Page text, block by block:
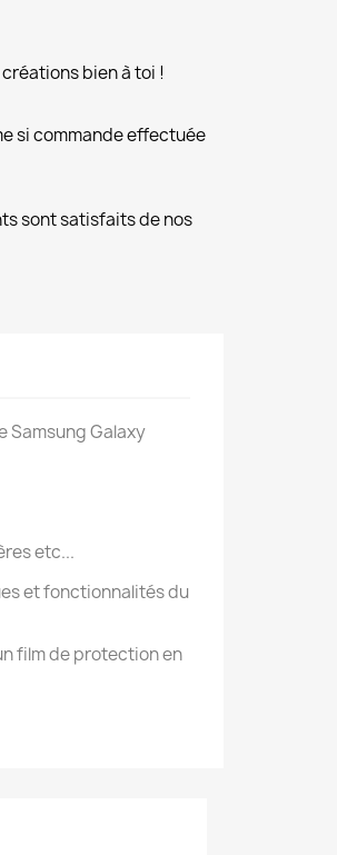
bien à toi !
si commande effectuée
sont satisfaits de nos
Samsung Galaxy
etc...
et fonctionnalités du
film de protection en